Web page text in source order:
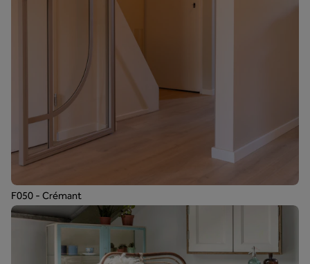
F050 - Crémant